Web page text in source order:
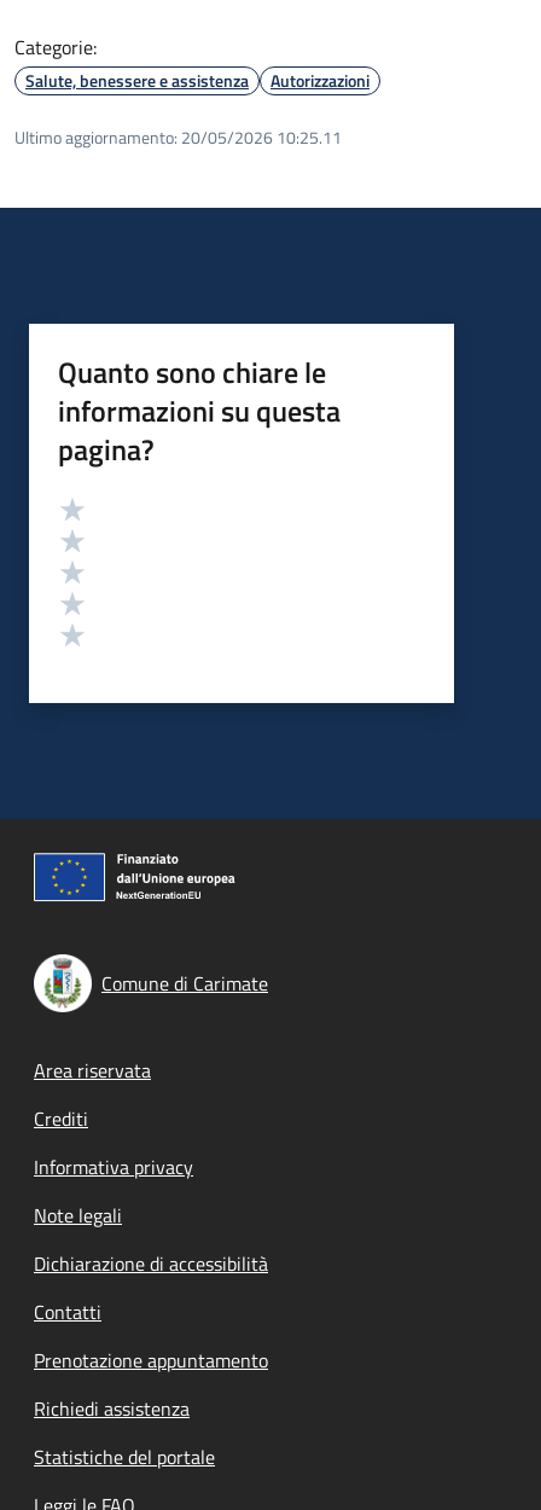
Categorie:
Salute, benessere e assistenza Autorizzazioni
Ultimo aggiornamento: 20/05/2026 10:25.11
Quanto sono chiare le
informazioni su questa
pagina?
Valutazione
Comune di Carimate
Footer menu
Area riservata
Crediti
Informativa privacy
Note legali
Dichiarazione di accessibilità
Contatti
Prenotazione appuntamento
Richiedi assistenza
Statistiche del portale